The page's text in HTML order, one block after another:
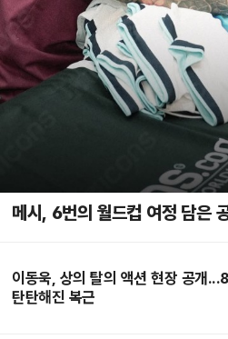
메시, 6번의 월드컵 여정 담은
이동욱, 상의 탈의 액션 현장 공개
탄탄해진 복근